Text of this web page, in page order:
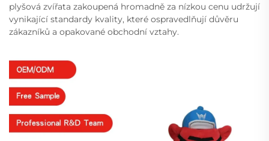
plyšová zvířata zakoupená hromadně za nízkou cenu udržují
vynikající standardy kvality, které ospravedlňují důvěru
zákazníků a opakované obchodní vztahy.